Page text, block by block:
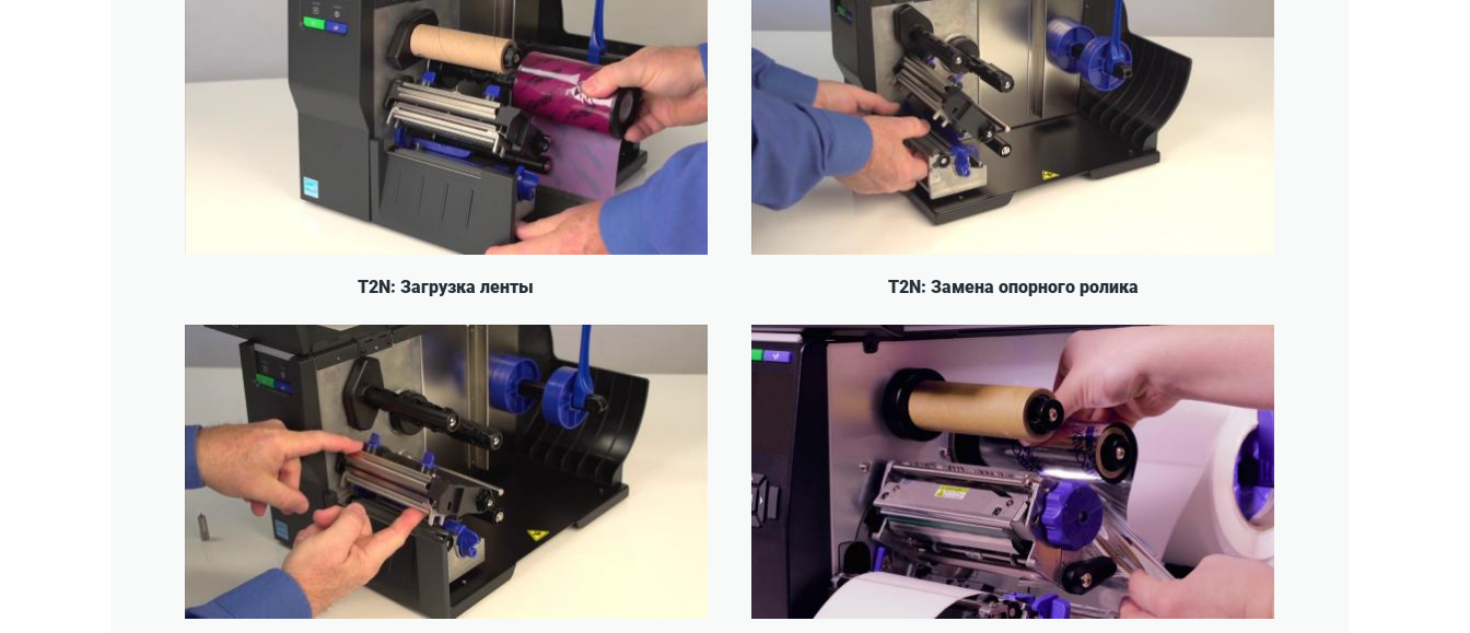
T2N: Загрузка ленты T2N: Замена опорного ролика